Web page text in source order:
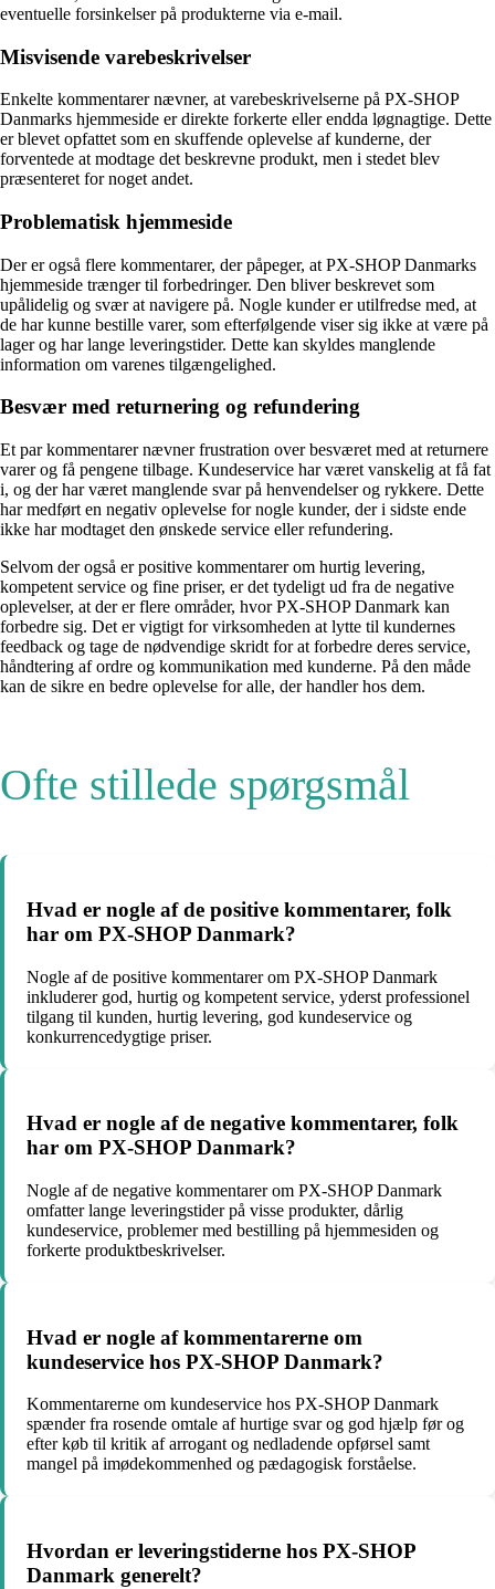
eventuelle forsinkelser på produkterne via e-mail.
Misvisende varebeskrivelser
Enkelte kommentarer nævner, at varebeskrivelserne på PX-SHOP
Danmarks hjemmeside er direkte forkerte eller endda løgnagtige. Dette
er blevet opfattet som en skuffende oplevelse af kunderne, der
forventede at modtage det beskrevne produkt, men i stedet blev
præsenteret for noget andet.
Problematisk hjemmeside
Der er også flere kommentarer, der påpeger, at PX-SHOP Danmarks
hjemmeside trænger til forbedringer. Den bliver beskrevet som
upålidelig og svær at navigere på. Nogle kunder er utilfredse med, at
de har kunne bestille varer, som efterfølgende viser sig ikke at være på
lager og har lange leveringstider. Dette kan skyldes manglende
information om varenes tilgængelighed.
Besvær med returnering og refundering
Et par kommentarer nævner frustration over besværet med at returnere
varer og få pengene tilbage. Kundeservice har været vanskelig at få fat
i, og der har været manglende svar på henvendelser og rykkere. Dette
har medført en negativ oplevelse for nogle kunder, der i sidste ende
ikke har modtaget den ønskede service eller refundering.
Selvom der også er positive kommentarer om hurtig levering,
kompetent service og fine priser, er det tydeligt ud fra de negative
oplevelser, at der er flere områder, hvor PX-SHOP Danmark kan
forbedre sig. Det er vigtigt for virksomheden at lytte til kundernes
feedback og tage de nødvendige skridt for at forbedre deres service,
håndtering af ordre og kommunikation med kunderne. På den måde
kan de sikre en bedre oplevelse for alle, der handler hos dem.
Ofte stillede spørgsmål
Hvad er nogle af de positive kommentarer, folk
har om PX-SHOP Danmark?
Nogle af de positive kommentarer om PX-SHOP Danmark
inkluderer god, hurtig og kompetent service, yderst professionel
tilgang til kunden, hurtig levering, god kundeservice og
konkurrencedygtige priser.
Hvad er nogle af de negative kommentarer, folk
har om PX-SHOP Danmark?
Nogle af de negative kommentarer om PX-SHOP Danmark
omfatter lange leveringstider på visse produkter, dårlig
kundeservice, problemer med bestilling på hjemmesiden og
forkerte produktbeskrivelser.
Hvad er nogle af kommentarerne om
kundeservice hos PX-SHOP Danmark?
Kommentarerne om kundeservice hos PX-SHOP Danmark
spænder fra rosende omtale af hurtige svar og god hjælp før og
efter køb til kritik af arrogant og nedladende opførsel samt
mangel på imødekommenhed og pædagogisk forståelse.
Hvordan er leveringstiderne hos PX-SHOP
Danmark generelt?